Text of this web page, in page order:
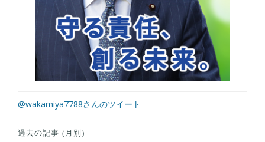
@wakamiya7788さんのツイート
過去の記事 (月別)